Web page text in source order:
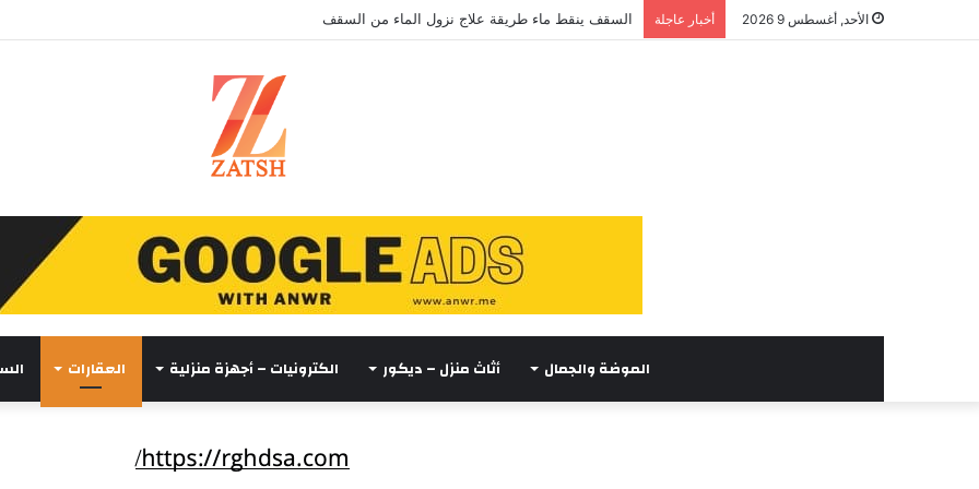
الأحد, أغسطس 9 2026 أخبار عاجلة السقف ينقط ماء طريقة علاج نزول الماء من السقف
الموضة والجمال أثاث منزل – ديكور الكترونيات – أجهزة منزلية العقارات